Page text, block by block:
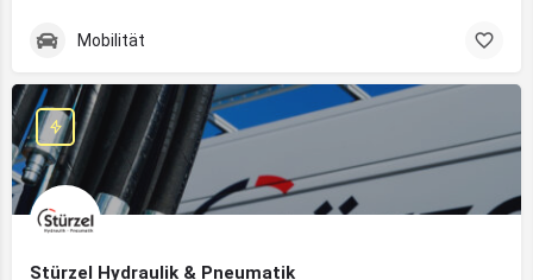
Mobilität
Stürzel Hydraulik & Pneumatik